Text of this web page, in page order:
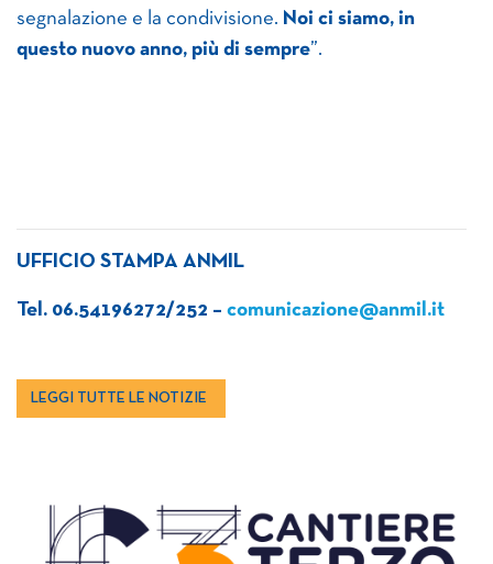
segnalazione e la condivisione. Noi ci siamo, in
questo nuovo anno, più di sempre”.
UFFICIO STAMPA ANMIL
Tel. 06.54196272/252 – comunicazione@anmil.it
LEGGI TUTTE LE NOTIZIE